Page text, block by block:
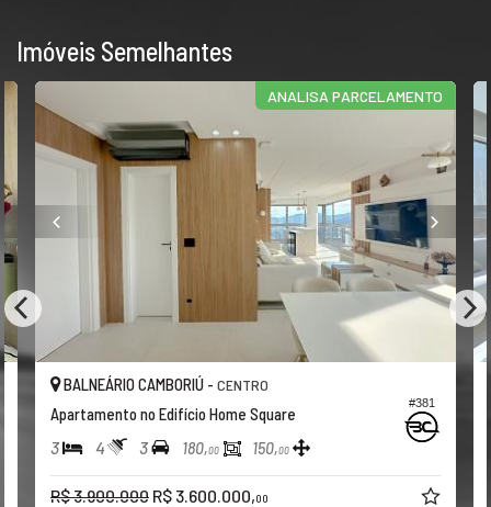
Imóveis Semelhantes
ANALISA PARCELAMENTO
#381
BALNEÁRIO CAMBORIÚ - CENTRO
Apartamento no Edifício Home Square
3 4 3 180,00 150,00
R$ 3.900.000 R$ 3.600.000,00